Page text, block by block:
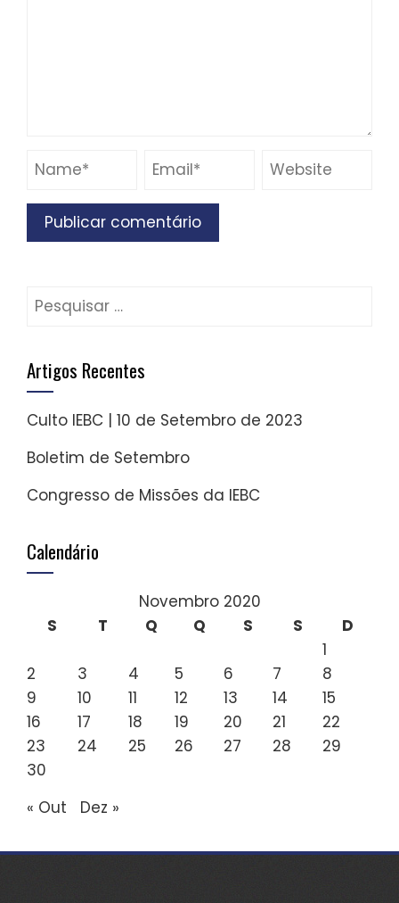
Pesquisar
Artigos Recentes
Culto IEBC | 10 de Setembro de 2023
Boletim de Setembro
Congresso de Missões da IEBC
Calendário
Novembro 2020
S
T Q Q S S
D
1
2
3 4 5 6 7
8
9
10 11 12 13 14
15
16
17 18 19 20 21
22
23
24 25 26 27 28
29
30
« Out
Dez »